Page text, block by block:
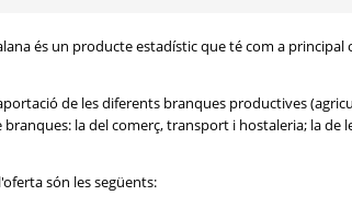
és un producte estadístic que té com a
de les diferents branques productives
la del comerç, transport i hostaleria; la
són les següents: